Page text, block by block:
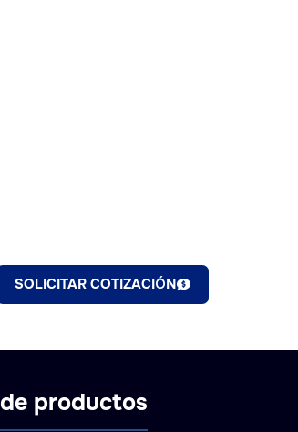
SOLICITAR COTIZACIÓN
productos